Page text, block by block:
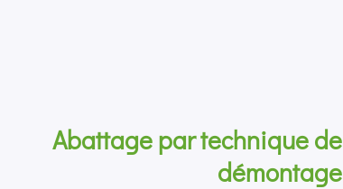
Abattage par technique de
démontage